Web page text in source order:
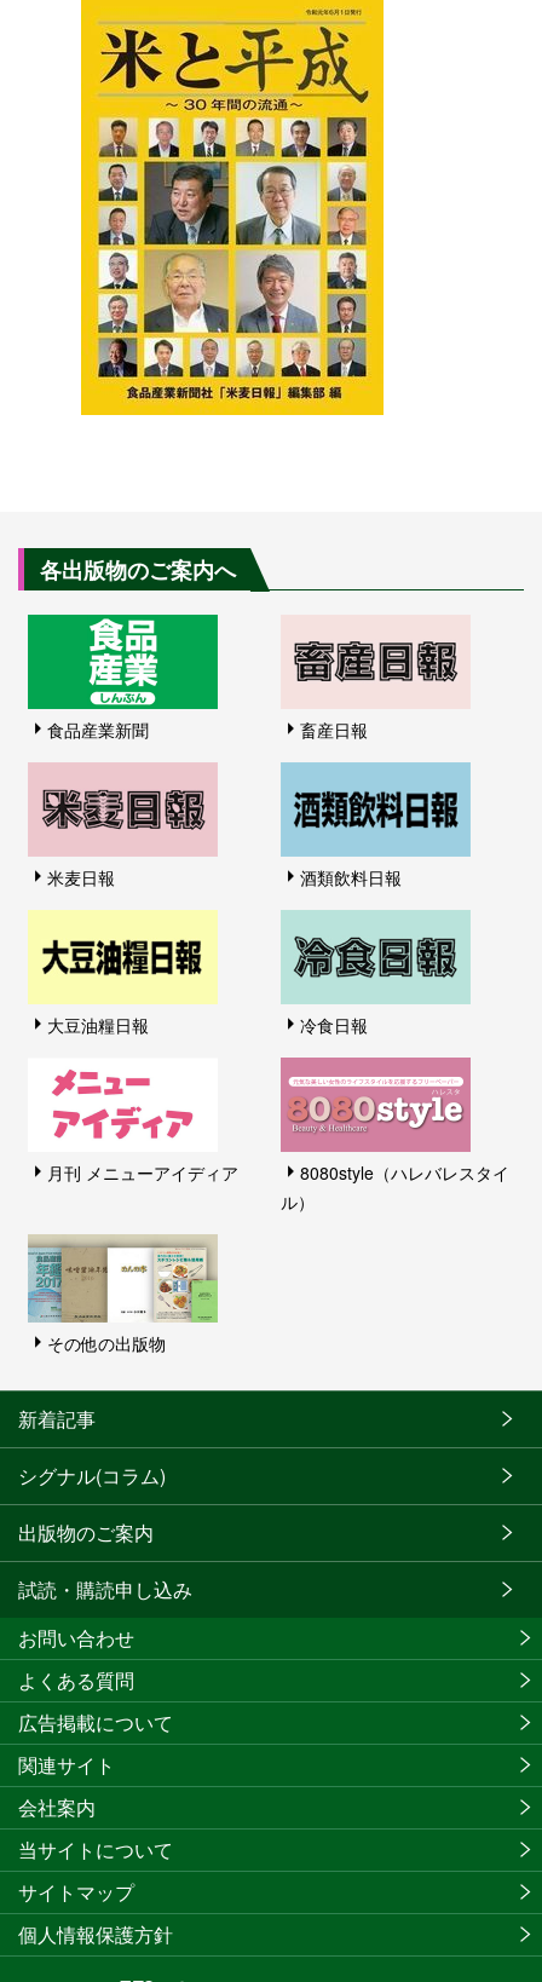
各出版物のご案内へ
食品産業新聞 畜産日報
米麦日報 酒類飲料日報
大豆油糧日報 冷食日報
月刊 メニューアイディア
8080style（ハレバレスタイ
ル）
その他の出版物
新着記事
シグナル(コラム)
出版物のご案内
試読・購読申し込み
お問い合わせ
よくある質問
広告掲載について
関連サイト
会社案内
当サイトについて
サイトマップ
個人情報保護方針